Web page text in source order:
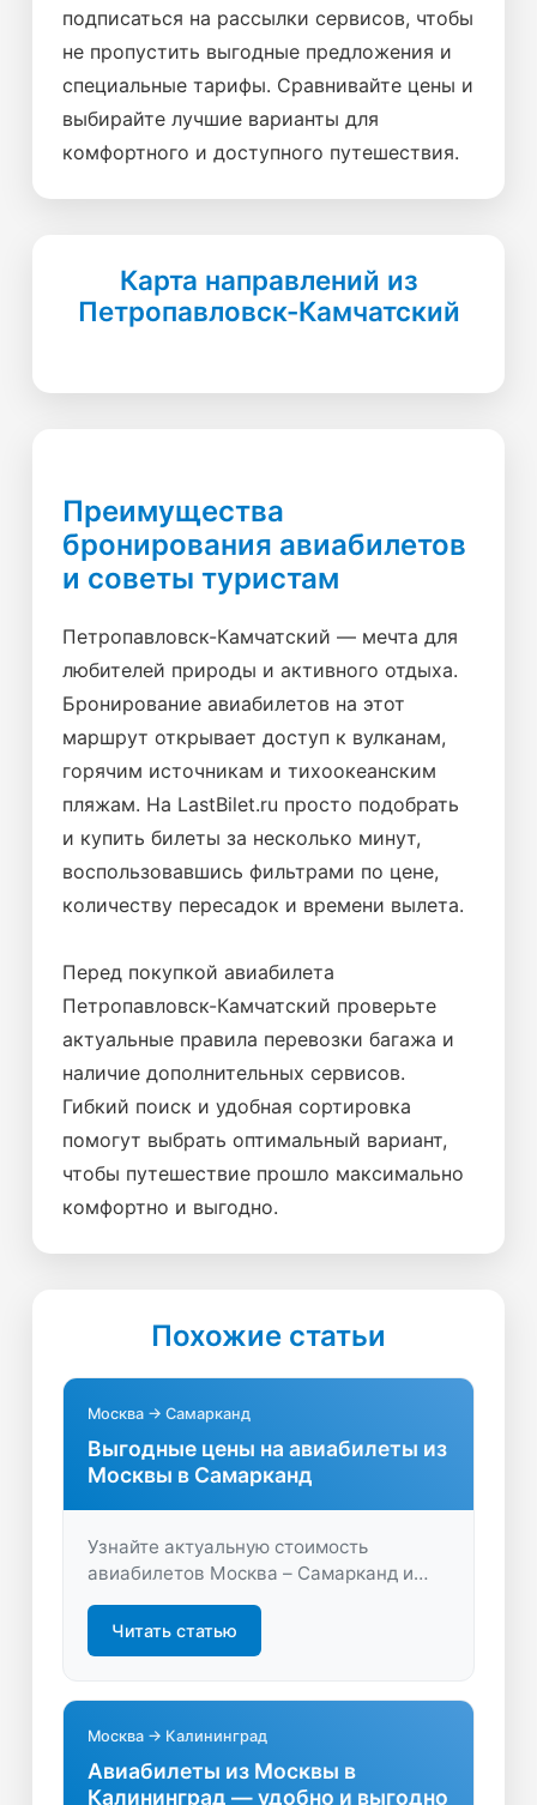
подписаться на рассылки сервисов, чтобы
не пропустить выгодные предложения и
специальные тарифы. Сравнивайте цены и
выбирайте лучшие варианты для
комфортного и доступного путешествия.
Карта направлений из
Петропавловск-Камчатский
Преимущества
бронирования авиабилетов
и советы туристам
Петропавловск-Камчатский — мечта для
любителей природы и активного отдыха.
Бронирование авиабилетов на этот
маршрут открывает доступ к вулканам,
горячим источникам и тихоокеанским
пляжам. На LastBilet.ru просто подобрать
и купить билеты за несколько минут,
воспользовавшись фильтрами по цене,
количеству пересадок и времени вылета.
Перед покупкой авиабилета
Петропавловск-Камчатский проверьте
актуальные правила перевозки багажа и
наличие дополнительных сервисов.
Гибкий поиск и удобная сортировка
помогут выбрать оптимальный вариант,
чтобы путешествие прошло максимально
комфортно и выгодно.
Похожие статьи
Москва → Самарканд
Выгодные цены на авиабилеты из
Москвы в Самарканд
Узнайте актуальную стоимость
авиабилетов Москва – Самарканд и
Сравните цены, выберите удобные
рейсы и купите билет быстро и
Читать статью
Москва → Калининград
Авиабилеты из Москвы в
Калининград — удобно и выгодно